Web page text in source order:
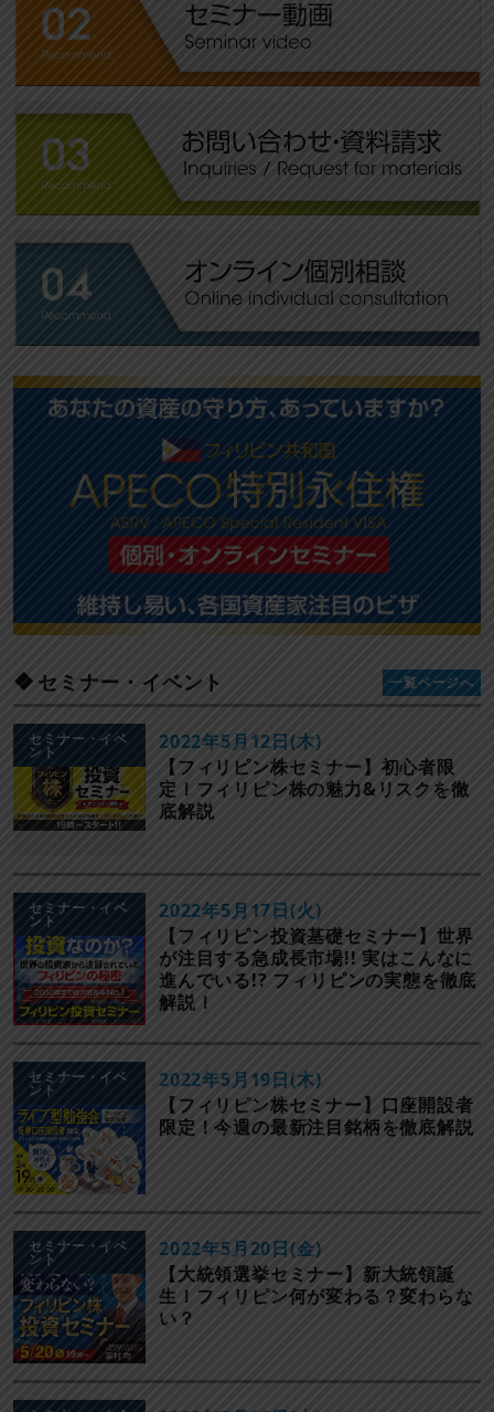
セミナー・イベント
セミナー・イベ
ント
【フィリピン株セミナー】初心者限
定！フィリピン株の魅力&リスクを徹
底解説
2022年5月12日(木)
セミナー・イベ
ント
【フィリピン投資基礎セミナー】世界
が注目する急成長市場!! 実はこんなに
進んでいる!? フィリピンの実態を徹底
解説！
2022年5月17日(火)
セミナー・イベ
ント
【フィリピン株セミナー】口座開設者
限定！今週の最新注目銘柄を徹底解説
2022年5月19日(木)
セミナー・イベ
ント
【大統領選挙セミナー】新大統領誕
生！フィリピン何が変わる？変わらな
い？
2022年5月20日(金)
一覧ページへ